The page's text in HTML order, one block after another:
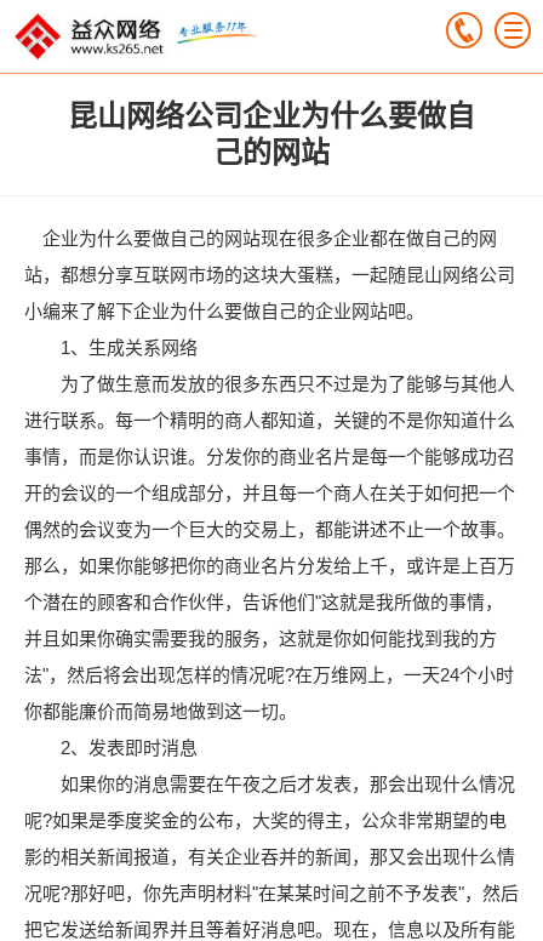
昆山网络公司企业为什么要做自
己的网站
企业为什么要做自己的网站现在很多企业都在做自己的网
站，都想分享互联网市场的这块大蛋糕，一起随昆山网络公司
小编来了解下企业为什么要做自己的企业网站吧。
1、生成关系网络
为了做生意而发放的很多东西只不过是为了能够与其他人
进行联系。每一个精明的商人都知道，关键的不是你知道什么
事情，而是你认识谁。分发你的商业名片是每一个能够成功召
开的会议的一个组成部分，并且每一个商人在关于如何把一个
偶然的会议变为一个巨大的交易上，都能讲述不止一个故事。
那么，如果你能够把你的商业名片分发给上千，或许是上百万
个潜在的顾客和合作伙伴，告诉他们"这就是我所做的事情，
并且如果你确实需要我的服务，这就是你如何能找到我的方
法"，然后将会出现怎样的情况呢?在万维网上，一天24个小时
你都能廉价而简易地做到这一切。
2、发表即时消息
如果你的消息需要在午夜之后才发表，那会出现什么情况
呢?如果是季度奖金的公布，大奖的得主，公众非常期望的电
影的相关新闻报道，有关企业吞并的新闻，那又会出现什么情
况呢?那好吧，你先声明材料"在某某时间之前不予发表"，然后
把它发送给新闻界并且等着好消息吧。现在，信息以及所有能